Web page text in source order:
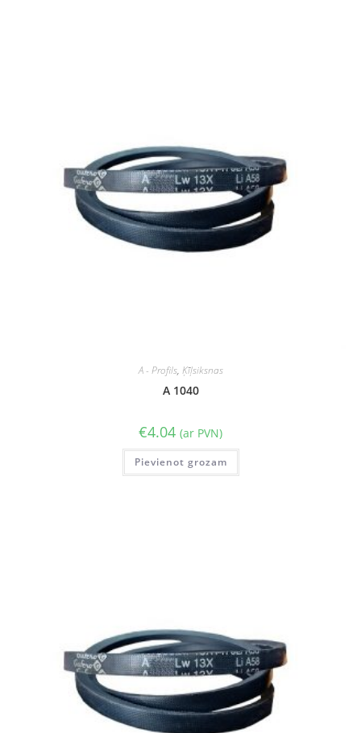
A - Profils, Ķīļsiksnas
A 1040
€4.04 (ar PVN)
Pievienot grozam